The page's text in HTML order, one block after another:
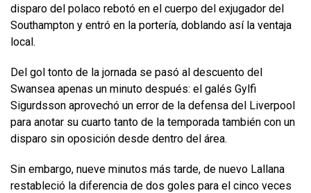
disparo del polaco rebotó en el cuerpo del exjugador del
Southampton y entró en la portería, doblando así la ventaja
local.
Del gol tonto de la jornada se pasó al descuento del
Swansea apenas un minuto después: el galés Gylfi
Sigurdsson aprovechó un error de la defensa del Liverpool
para anotar su cuarto tanto de la temporada también con un
disparo sin oposición desde dentro del área.
Sin embargo, nueve minutos más tarde, de nuevo Lallana
restableció la diferencia de dos goles para el cinco veces